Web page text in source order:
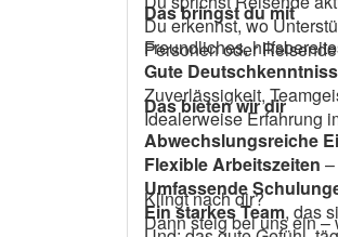
Du erkennst, wo
Personen oder
Das bringst du mit
Freundliches,
Gute
Zuverlässigkeit,
Idealerweise Erfahrung
Das bieten wir dir
Abwechslungsreiche
Flexible Arbeitszeiten
Umfassende
Ein starkes Team, das
Klingt nach dir?
Dann steig bei uns ein